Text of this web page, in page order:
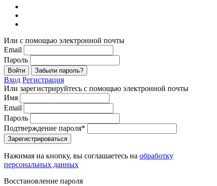
Или с помощью электронной почты
Email
Пароль
Войти Забыли пароль?
Вход Регистрация
Или зарегистрируйтесь с помощью электронной почты
Имя
Email
Пароль
Подтверждение пароля*
Зарегистрироваться
Нажимая на кнопку, вы соглашаетесь на обработку
персональных данных
Восстановление пароля